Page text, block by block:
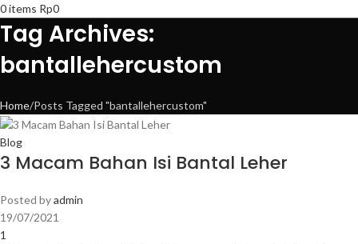
0items Rp0
Tag Archives:
bantallehercustom
Home Posts Tagged "bantallehercustom"
Blog
3 Macam Bahan Isi Bantal Leher
Posted byadmin
19/07/2021
1